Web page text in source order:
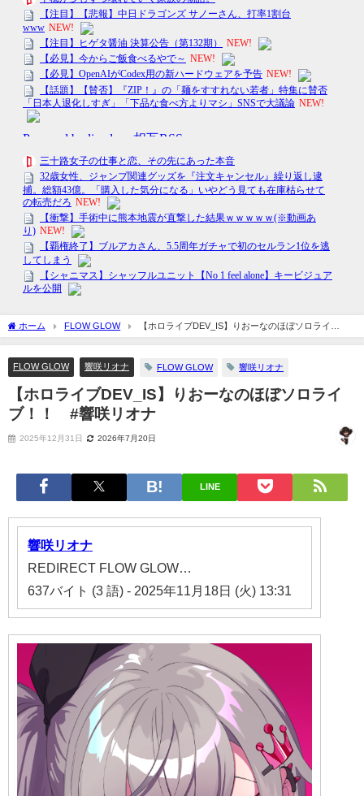
ホーム FLOW GLOW
【ホロライブDEV_IS】りおーなのほぼソロライ
ブ！！ #響咲リオナ
FLOW GLOW 響咲リオナ FLOW GLOW 響咲リオナ
【ホロライブDEV_IS】りおーなのほぼソロライ
ブ！！ #響咲リオナ
2025年12月31日 2026年7月20日
LINE
響咲リオナ
REDIRECT FLOW GLOW…
637バイト (3 語) - 2025年11月18日 (火) 13:31